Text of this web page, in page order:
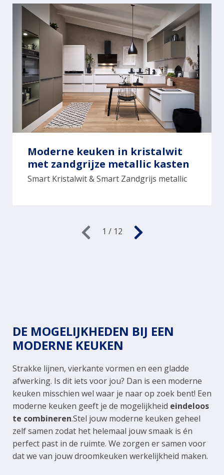
Moderne keuken in kristalwit
met zandgrijze metallic kasten
Smart Kristalwit & Smart Zandgrijs metallic
1 / 12
DE MOGELIJKHEDEN BIJ EEN
MODERNE KEUKEN
Strakke lijnen, vierkante vormen en een gladde
afwerking. Is dit iets voor jou? Dan is een moderne
keuken misschien wel waar je naar op zoek bent! Een
moderne keuken geeft je de mogelijkheid eindeloos
te combineren.Stel jouw moderne keuken geheel
zelf samen zodat het helemaal jouw smaak is én
perfect past in de ruimte. We zorgen er samen voor
dat we van jouw droomkeuken werkelijkheid maken.